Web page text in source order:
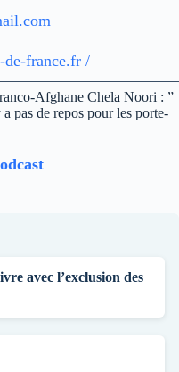
de-france.fr /
Afghane Chela Noori : ”
pas de repos pour les porte-
avec l’exclusion des